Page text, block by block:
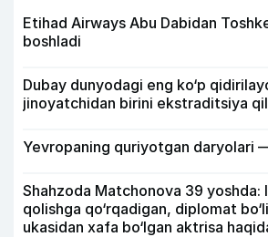
Etihad Airways Abu Dabidan
boshladi
Dubay dunyodagi eng ko‘p
jinoyatchidan birini ekstraditsiya
Yevropaning quriyotgan daryolari
Shahzoda Matchonova 39 yoshda:
qolishga qo‘rqadigan, diplomat
ukasidan xafa bo‘lgan aktrisa